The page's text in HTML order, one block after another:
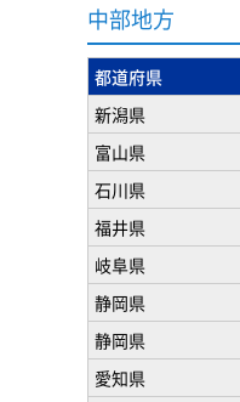
中部地方
都道府県
新潟県
富山県
石川県
福井県
岐阜県
静岡県
静岡県
愛知県